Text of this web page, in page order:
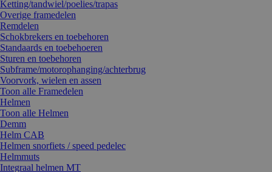
Ketting/tandwiel/poelies/trapas
Overige framedelen
Remdelen
Schokbrekers en toebehoren
Standaards en toebehoeren
Sturen en toebehoren
Subframe/motorophanging/achterbrug
Voorvork, wielen en assen
Toon alle Framedelen
Helmen
Toon alle Helmen
Demm
Helm CAB
Helmen snorfiets / speed pedelec
Helmmuts
Integraal helmen MT